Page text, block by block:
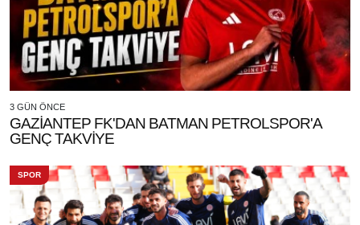
3 GÜN ÖNCE
GAZİANTEP FK'DAN BATMAN PETROLSPOR'A
GENÇ TAKVİYE
SPOR